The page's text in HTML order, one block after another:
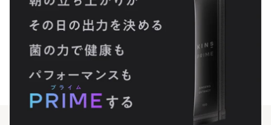
企業情報
Company
サステナビリティ
Sustanability
採用情報
Career